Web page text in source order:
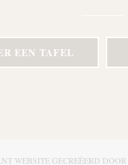
EEN TAFEL
WEBSITE GECREËERD DOOR